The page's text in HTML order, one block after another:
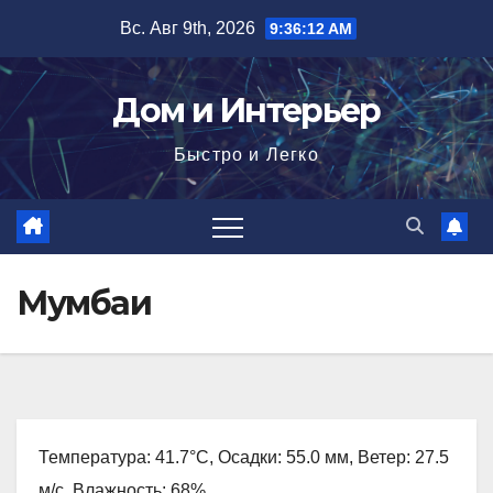
содержимому
Вс. Авг 9th, 2026 9:36:13 AM
Дом и Интерьер
Быстро и Легко
Мумбаи
Температура: 41.7°C, Осадки: 55.0 мм, Ветер: 27.5